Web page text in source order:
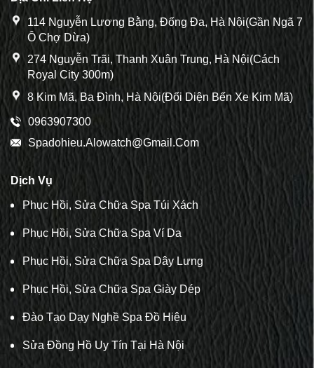
114 Nguyễn Lương Bằng, Đống Đa, Hà Nội(Gần Ngã 7
Ô Chợ Dừa)
274 Nguyễn Trãi, Thanh Xuân Trung, Hà Nội(Cách
Royal City 300m)
8 Kim Mã, Ba Đình, Hà Nội(Đối Diện Bến Xe Kim Mã)
0963907300
Spadohieu.alowatch@gmail.com
Dịch Vụ
Phục Hồi, Sửa Chữa Spa Túi Xách
Phục Hồi, Sửa Chữa Spa Ví Da
Phục Hồi, Sửa Chữa Spa Dây Lưng
Phục Hồi, Sửa Chữa Spa Giày Dép
Đào Tạo Dạy Nghề Spa Đồ Hiệu
Sửa Đồng Hồ Uy Tín Tại Hà Nội